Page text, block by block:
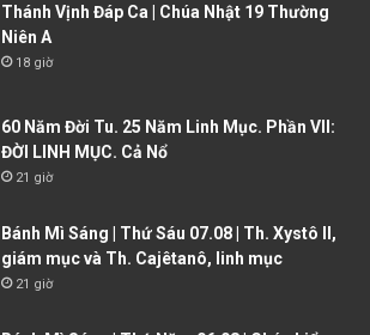
Thánh Vịnh Đáp Ca | Chúa Nhật 19 Thường
Niên A
18 giờ
60 Năm Đời Tu. 25 Năm Linh Mục. Phần VII:
ĐỜI LINH MỤC. Cả Nổ
21 giờ
Bánh Mì Sáng | Thứ Sáu 07.08 | Th. Xystô II,
giám mục và Th. Cajêtanô, linh mục
21 giờ